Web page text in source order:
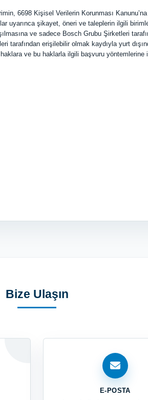
6698 Kişisel Verilerin Korunması
uyarınca şikayet, öneri ve taleplerin ilgili
ve sadece Bosch Grubu Şirketleri
tarafından erişilebilir olmak kaydıyla yurt
ve bu haklarla ilgili başvuru yöntemlerine
Bize Ulaşın
E-POSTA